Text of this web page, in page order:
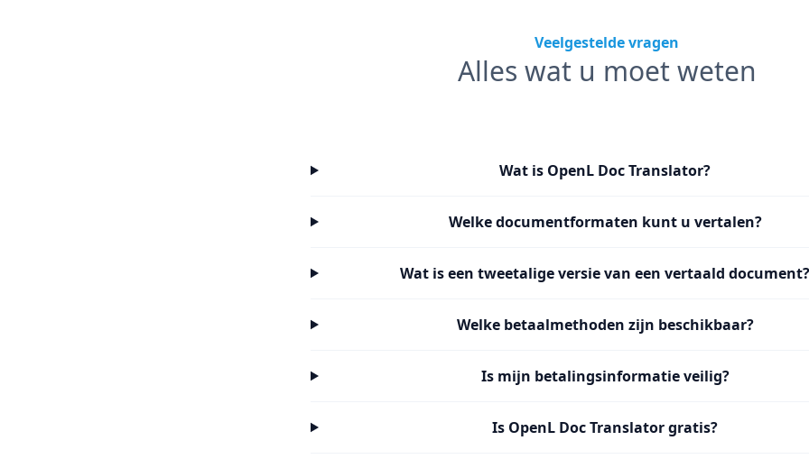
Veelgestelde vragen
Alles wat u moet weten
Wat is OpenL Doc Translator?
Welke documentformaten kunt u vertalen?
Wat is een tweetalige versie van een vertaald
Welke betaalmethoden zijn beschikbaar?
Is mijn betalingsinformatie veilig?
Is OpenL Doc Translator gratis?